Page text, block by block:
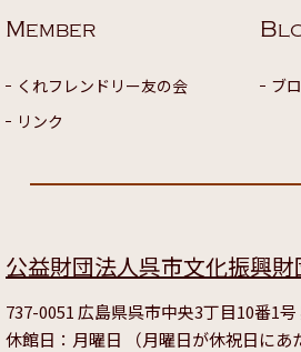
MEMBER
くれフレンドリー友の会
リンク
B
ブ
公益財団法人呉市文化振興財
737-0051 広島県呉市中央3丁目10番1
休館日：月曜日 （月曜日が休祝日にあ